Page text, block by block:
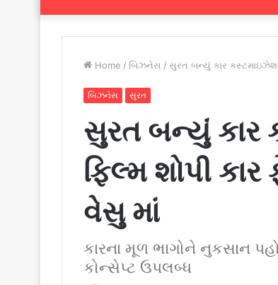
Home / બિઝનેસ / સુરત બન્યું કાર
બિઝનેસ સુરત
સુરત બન્યું
ફિલ્મ શોપી
વેસુ માં
કારના મૂળ ભાગોને નુકસાન
કોન્સેપ્ટ ઉપલબ્ધ